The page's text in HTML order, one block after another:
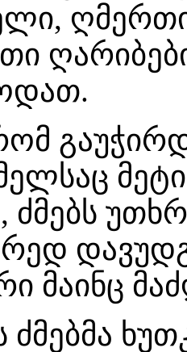
ღმერთი
ძმებს
მაინც
ძმებმა